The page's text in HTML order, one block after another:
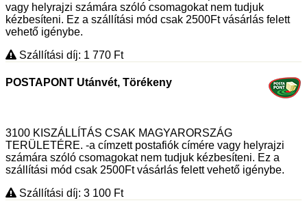
vagy helyrajzi számára szóló csomagokat nem tudjuk
kézbesíteni. Ez a szállítási mód csak 2500Ft vásárlás felett
vehető igénybe.
Szállítási díj: 1 770 Ft
POSTAPONT Utánvét, Törékeny
3100 KISZÁLLÍTÁS CSAK MAGYARORSZÁG
TERÜLETÉRE. -a címzett postafiók címére vagy helyrajzi
számára szóló csomagokat nem tudjuk kézbesíteni. Ez a
szállítási mód csak 2500Ft vásárlás felett vehető igénybe.
Szállítási díj: 3 100 Ft